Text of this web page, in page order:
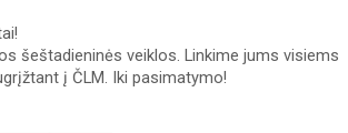
šeštadieninės veiklos. Linkime jums visiems
į ČLM. Iki pasimatymo!